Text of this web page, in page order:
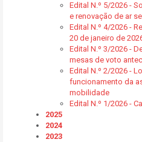
Edital N.º 5/2026 -
e renovação de ar
Edital N.º 4/2026 -
20 de janeiro de
Edital N.º 3/2026 -
mesas de voto
Edital N.º 2/2026 -
funcionamento da
mobilidade
Edital N.º 1/2026 -
2025
2024
2023